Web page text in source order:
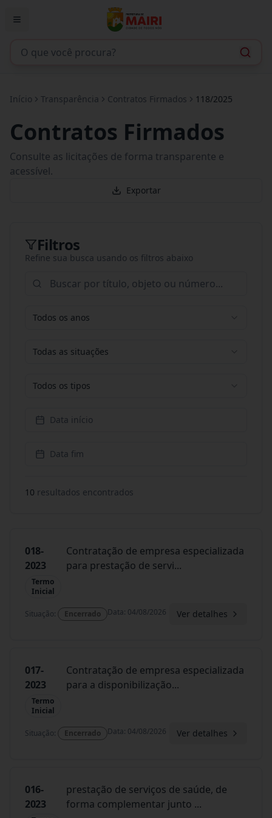
Início Transparência Contratos Firmados 118/2025
Contratos Firmados
Consulte as licitações de forma transparente e
acessível.
Exportar
Filtros
Refine sua busca usando os filtros abaixo
Todos os anos
Todas as situações
Todos os tipos
Data início
Data fim
10 resultados encontrados
018-
2023
Termo
Inicial
Contratação de empresa especializada
para prestação de servi...
Situação: Encerrado Data: 04/08/2026 Ver detalhes
017-
2023
Termo
Inicial
Contratação de empresa especializada
para a disponibilização...
Situação: Encerrado Data: 04/08/2026 Ver detalhes
016-
2023
prestação de serviços de saúde, de
forma complementar junto ...